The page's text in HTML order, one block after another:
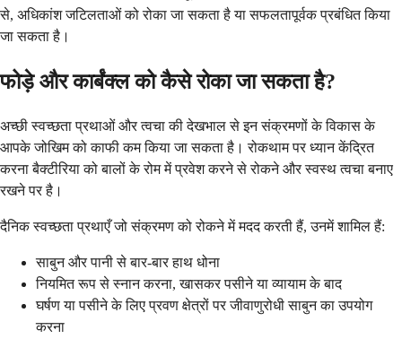
से, अधिकांश जटिलताओं को रोका जा सकता है या सफलतापूर्वक प्रबंधित किया
जा सकता है।
फोड़े और कार्बंक्ल को कैसे रोका जा सकता है?
अच्छी स्वच्छता प्रथाओं और त्वचा की देखभाल से इन संक्रमणों के विकास के
आपके जोखिम को काफी कम किया जा सकता है। रोकथाम पर ध्यान केंद्रित
करना बैक्टीरिया को बालों के रोम में प्रवेश करने से रोकने और स्वस्थ त्वचा बनाए
रखने पर है।
दैनिक स्वच्छता प्रथाएँ जो संक्रमण को रोकने में मदद करती हैं, उनमें शामिल हैं:
साबुन और पानी से बार-बार हाथ धोना
नियमित रूप से स्नान करना, खासकर पसीने या व्यायाम के बाद
घर्षण या पसीने के लिए प्रवण क्षेत्रों पर जीवाणुरोधी साबुन का उपयोग
करना